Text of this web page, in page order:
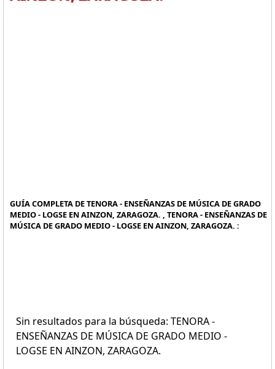
GUÍA COMPLETA DE TENORA - ENSEÑANZAS DE MÚSICA DE GRADO
MEDIO - LOGSE EN AINZON, ZARAGOZA. , TENORA - ENSEÑANZAS DE
MÚSICA DE GRADO MEDIO - LOGSE EN AINZON, ZARAGOZA. :
Sin resultados para la búsqueda: TENORA -
ENSEÑANZAS DE MÚSICA DE GRADO MEDIO -
LOGSE EN AINZON, ZARAGOZA.